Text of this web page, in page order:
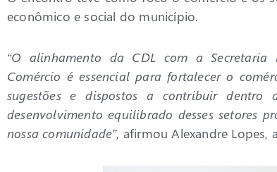
econômico e social do município.
“O alinhamento da CDL com a
Comércio é essencial para fortalecer o
sugestões e dispostos a contribuir dentro
desenvolvimento equilibrado desses setores
nossa comunidade”, afirmou Alexandre Lopes,